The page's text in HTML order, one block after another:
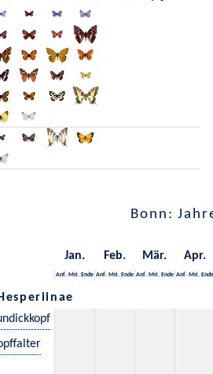
Bonn:
Jan. Feb. Mär. Apr.
Anf. Mit. Ende Anf. Mit. Ende Anf. Mit. Ende Anf. Mit. Ende